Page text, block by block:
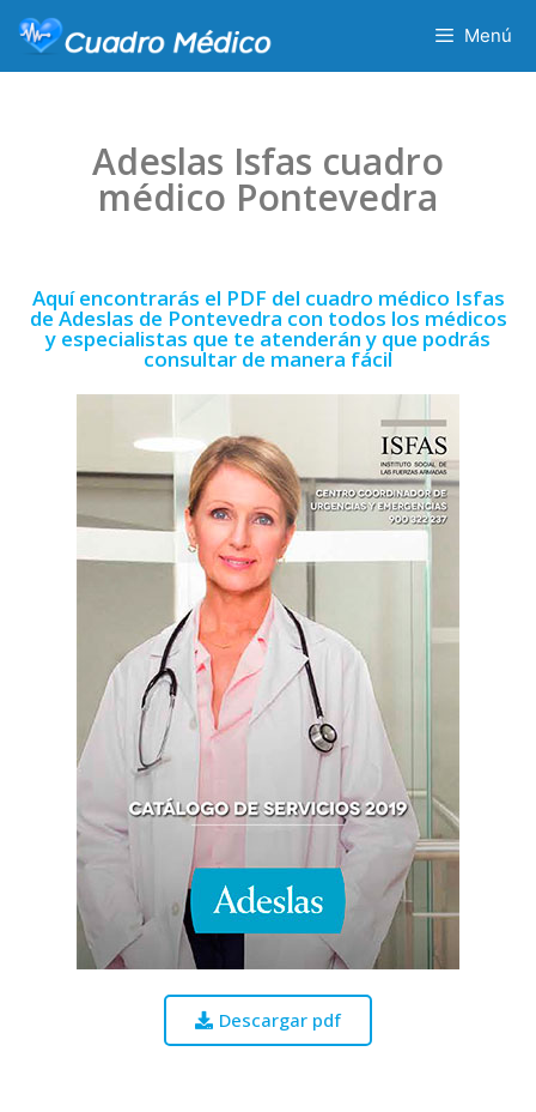
Menú
Adeslas Isfas cuadro
médico Pontevedra
Aquí encontrarás el PDF del cuadro médico Isfas
de Adeslas de Pontevedra con todos los médicos
y especialistas que te atenderán y que podrás
consultar de manera fácil
Descargar pdf